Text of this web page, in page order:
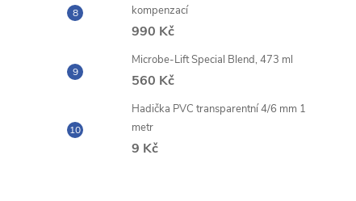
kompenzací
990 Kč
Microbe-Lift Special Blend, 473 ml
560 Kč
Hadička PVC transparentní 4/6 mm 1
metr
9 Kč